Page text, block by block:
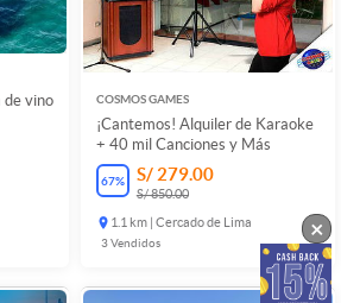
de vino
COSMOS GAMES
¡Cantemos! Alquiler de Karaoke
+ 40 mil Canciones y Más
67% S/ 279.00
S/ 850.00
1.1 km | Cercado de Lima
3Vendidos
×